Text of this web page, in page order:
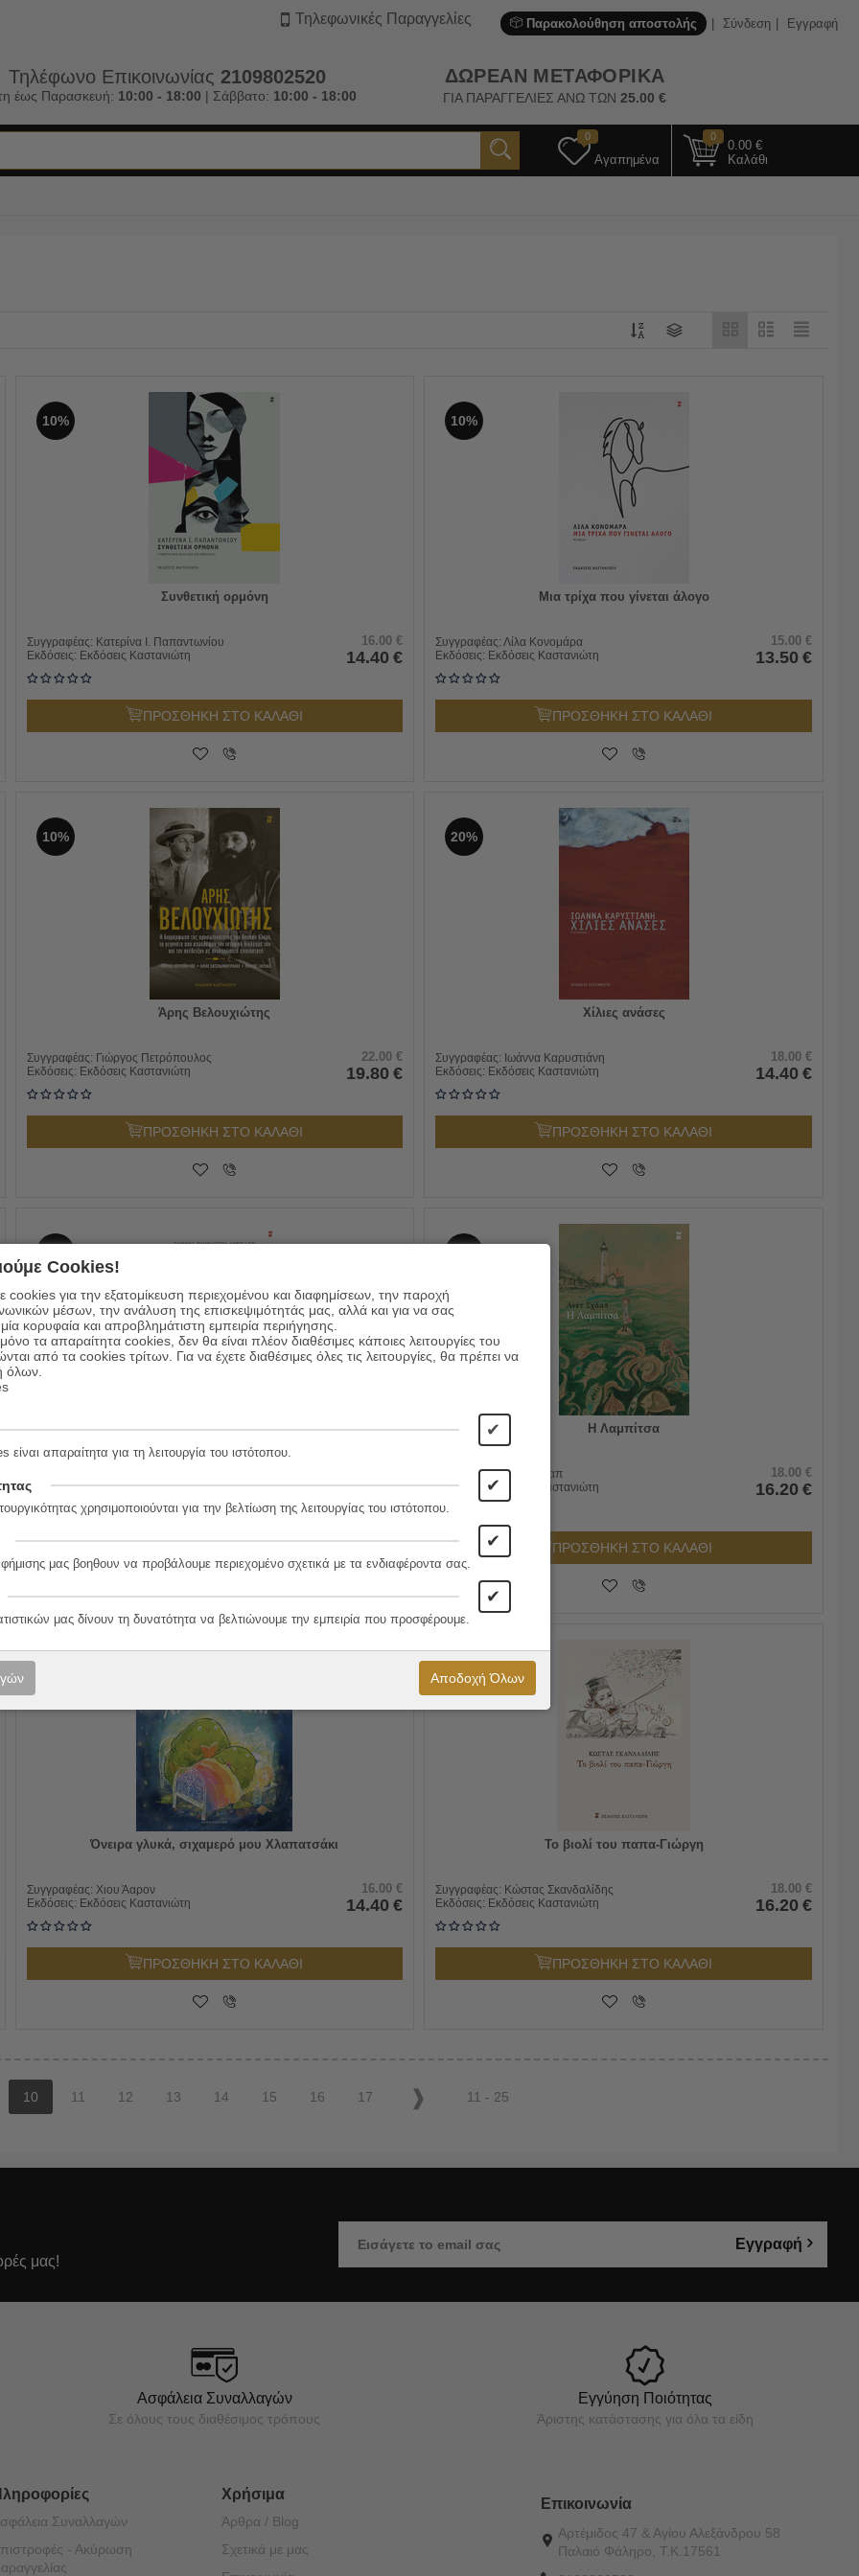
Παρακολούθηση αποστολής Σύνδεση Εγγραφή
Τηλεφωνικές Παραγγελίες
Τηλέφωνο Επικοινωνίας 2109802520
έως Παρασκευή: 10:00 - 18:00 | Σάββατο: 10:00 - 18:00
ΔΩΡΕΑΝ ΜΕΤΑΦΟΡΙΚΑ
ΓΙΑ ΠΑΡΑΓΓΕΛΙΕΣ ΑΝΩ ΤΩΝ25.00 €
0
Αγαπημένα
0
0.00 €
Καλάθι
10%
Συνθετική ορμόνη
Συγγραφέας: Κατερίνα Ι. Παπαντωνίου
Εκδόσεις: Εκδόσεις Καστανιώτη
16.00 €
14.40 €
ΠΡΟΣΘΗΚΗ ΣΤΟ ΚΑΛΑΘΙ
10%
Μια τρίχα που γίνεται άλογο
Συγγραφέας:Λίλα Κονομάρα
Εκδόσεις: Εκδόσεις Καστανιώτη
15.00 €
13.50 €
ΠΡΟΣΘΗΚΗ ΣΤΟ ΚΑΛΑΘΙ
10%
Άρης Βελουχιώτης
Συγγραφέας: Γιώργος Πετρόπουλος
Εκδόσεις: Εκδόσεις Καστανιώτη
22.00 €
19.80 €
ΠΡΟΣΘΗΚΗ ΣΤΟ ΚΑΛΑΘΙ
20%
Χίλιες ανάσες
Συγγραφέας: Ιωάννα Καρυστιάνη
Εκδόσεις: Εκδόσεις Καστανιώτη
18.00 €
14.40 €
ΠΡΟΣΘΗΚΗ ΣΤΟ ΚΑΛΑΘΙ
Η κληρονομιά του ελληνισμού
Εκδόσεις:Εκδόσεις Καστανιώτη 16.20 €
Η Λαμπίτσα
Συγγραφέας:Ανέτ Σχάαπ
Εκδόσεις:Εκδόσεις Καστανιώτη
18.00 €
16.20 €
ΠΡΟΣΘΗΚΗ ΣΤΟ ΚΑΛΑΘΙ
Όνειρα γλυκά, σιχαμερό μου Χλαπατσάκι
Συγγραφέας: Χιου Άαρον
Εκδόσεις: Εκδόσεις Καστανιώτη
16.00 €
14.40 €
ΠΡΟΣΘΗΚΗ ΣΤΟ ΚΑΛΑΘΙ
Το βιολί του παπα-Γιώργη
Συγγραφέας: Κώστας Σκανδαλίδης
Εκδόσεις: Εκδόσεις Καστανιώτη
18.00 €
16.20 €
ΠΡΟΣΘΗΚΗ ΣΤΟ ΚΑΛΑΘΙ
10 11 12 13 14 15 16 17 11 - 25
μας!
Εγγραφή
Ασφάλεια Συναλλαγών
Σε όλους τους διαθέσιμος τρόπους
Εγγύηση Ποιότητας
Άριστης κατάστασης για όλα τα είδη
Συναλλαγών
- Ακύρωση
Χρήσιμα
Άρθρα / Blog
Σχετικά με μας
Επικοινωνία
Αρτέμιδος 47 & Αγίου Αλεξάνδρου 58
Παλαιό Φάληρο, Τ.Κ.17561
Cookies!
cookies για την εξατομίκευση περιεχομένου και διαφημίσεων, την παροχή
μέσων, την ανάλυση της επισκεψιμότητάς μας, αλλά και για να σας
κορυφαία και απροβλημάτιστη εμπειρία περιήγησης.
τα απαραίτητα cookies, δεν θα είναι πλέον διαθέσιμες κάποιες λειτουργίες του
από τα cookies τρίτων. Για να έχετε διαθέσιμες όλες τις λειτουργίες, θα πρέπει να
όλων.
✔
απαραίτητα για τη λειτουργία του ιστότοπου.
✔
χρησιμοποιούνται για την βελτίωση της λειτουργίας του ιστότοπου.
✔
μας βοηθουν να προβάλουμε περιεχομένο σχετικά με τα ενδιαφέροντα σας.
✔
μας δίνουν τη δυνατότητα να βελτιώνουμε την εμπειρία που προσφέρουμε.
Αποδοχή Όλων